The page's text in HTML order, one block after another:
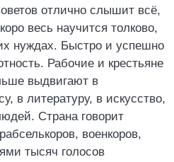
отлично слышит всё,
весь научится толково,
нуждах. Быстро и успешно
Рабочие и крестьяне
выдвигают в
в литературу, в искусство,
Страна говорит
военкоров,
тысяч голосов